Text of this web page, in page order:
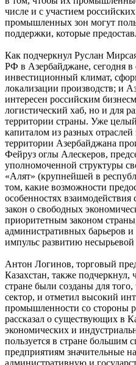
числе и с участием
промышленных зон могут
поддержки, которые
Как подчеркнул Руслан
РФ в Азербайджане, сегодня в
инвестиционный климат,
локализации производств; и
интересен российским
логистический хаб, но и для
территории страны. Уже
капиталом из разных
территории Азербайджана
Фейруз оглы Алескеров,
уполномоченной структуры
«Алят» (крупнейшей в
том, какие возможности
особенностях
закон о свободных
приоритетным законом
административных барьеров
импульс развитию
Антон Логинов, торговый
Казахстан, также
стране были созданы для
сектор, и отметил высокий
промышленности со стороны
рассказал о существующих в
экономических и
пользуется в стране большим
предприятиям значительные
административную и